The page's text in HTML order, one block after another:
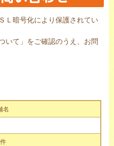
Ｌ暗号化により保護されてい
いて」をご確認のうえ、お問
名